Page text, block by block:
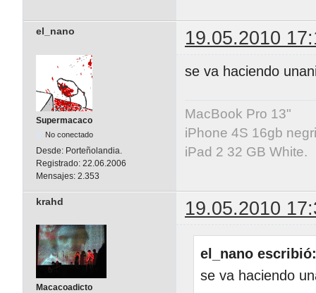
el_nano 19.05.2010
Supermacaco
No conectado
Desde: Porteñolandia.
Registrado: 22.06.2006
Mensajes: 2.353
se va haciendo
MacBook Pro 13"
iPhone 4S 16gb
iPad 2 32 GB White.
krahd 19.05.2010
Macacoadicto
el_nano escribió:
se va haciendo